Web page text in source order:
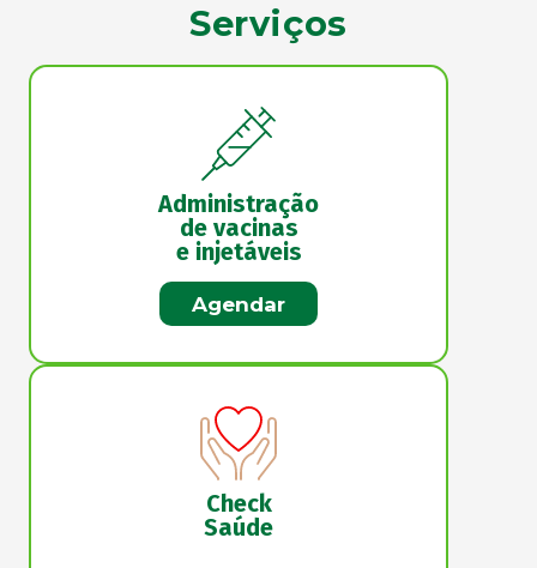
Serviços
Administração
de vacinas
e injetáveis
Agendar
Check
Saúde